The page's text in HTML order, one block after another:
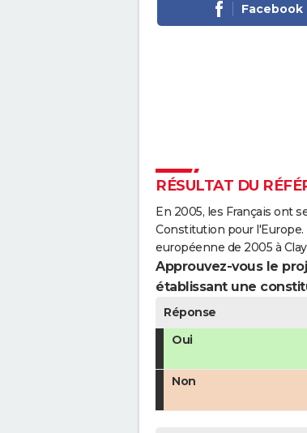
Facebook
RÉSULTAT DU
En 2005, les Français ont
Constitution pour
européenne de 2005 à
Approuvez-vous le
établissant une
Réponse
Oui
Non